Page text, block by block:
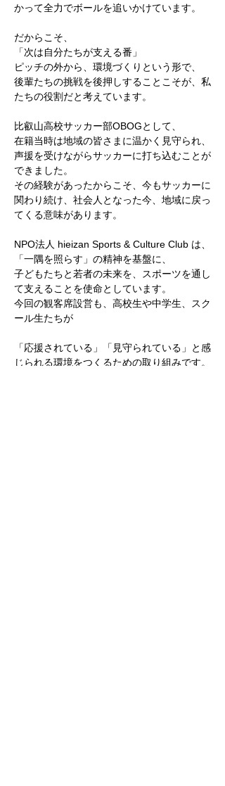
かって全力でボールを追いかけています。
だからこそ、
「次は自分たちが支える番」
ピッチの外から、環境づくりという形で、
後輩たちの挑戦を後押しすることこそが、私
たちの役割だと考えています。
比叡山高校サッカー部OBOGとして、
在籍当時は地域の皆さまに温かく見守られ、
声援を受けながらサッカーに打ち込むことが
できました。
その経験があったからこそ、今もサッカーに
関わり続け、社会人となった今、地域に戻っ
てくる意味があります。
NPO法人 hieizan Sports & Culture Club は、
「一隅を照らす」の精神を基盤に、
子どもたちと若者の未来を、スポーツを通し
て支えることを使命としています。
今回の観客席設営も、高校生や中学生、スク
ール生たちが
「応援されている」「見守られている」と感
じられる環境をつくるための取り組みです。